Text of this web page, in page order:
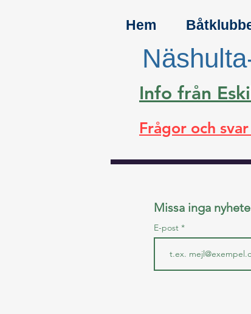
Hem
Info från
Frågor och
Missa inga
E-post